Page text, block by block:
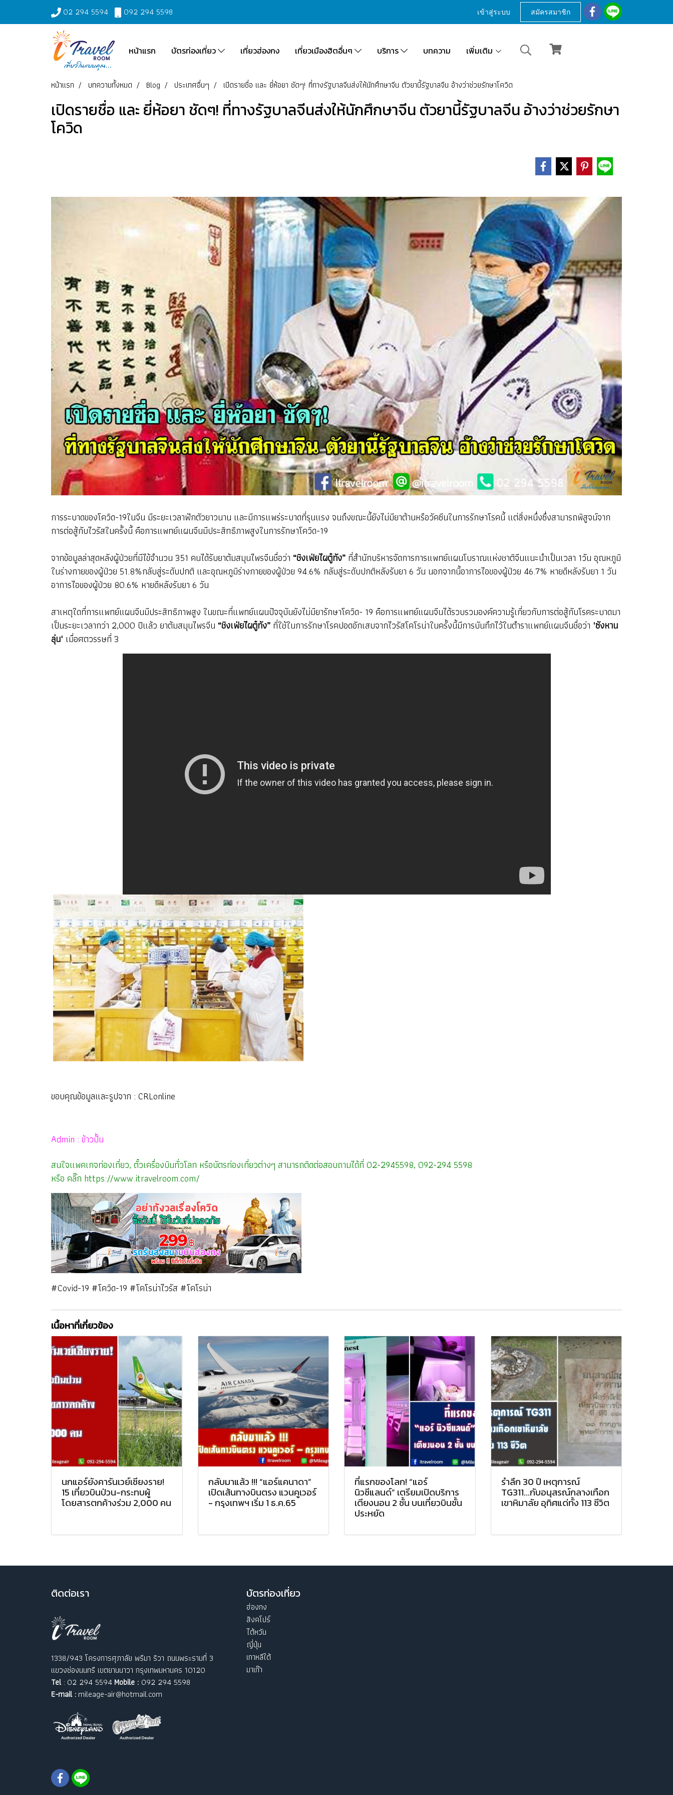
02 294 5594 092 294 5598 เข้าสู่ระบบ สมัครสมาชิก
หน้าแรก บัตรท่องเที่ยว เที่ยวฮ่องกง เที่ยวเมืองฮิตอื่นๆ บริการ บทความ เพิ่มเติม
หน้าแรก บทความทั้งหมด Blog ประเทศอื่นๆ เปิดรายชื่อ และ ยี่ห้อยา ชัดๆ! ที่ทางรัฐบาลจีนส่งให้นักศึกษาจีน ตัวยานี้รัฐบาลจีน อ้างว่าช่วยรักษาโควิด
เปิดรายชื่อ และ ยี่ห้อยา ชัดๆ! ที่ทางรัฐบาลจีนส่งให้นักศึกษาจีน ตัวยานี้รัฐบาลจีน อ้างว่าช่วยรักษา
โควิด
การระบาดของโควิด-19ในจีน มีระยะเวลาฟักตัวยาวนาน และมีการแพร่ระบาดที่รุนแรง จนถึงขณะนี้ยังไม่มียาต้านหรือวัคซีนในการรักษาโรคนี้ แต่สิ่งหนึ่งซึ่งสามารถพิสูจน์จาก
การต่อสู้กับไวรัสในครั้งนี้ คือการแพทย์แผนจีนมีประสิทธิภาพสูงในการรักษาโควิด-19
จากข้อมูลล่าสุดหลังผู้ป่วยที่มีไข้จำนวน 351 คนได้รับยาต้มสมุนไพรจีนชื่อว่า “ชิงเฟ่ยไผตู๋ทัง” ที่สำนักบริหารจัดการการแพทย์แผนโบราณแห่งชาติจีนแนะนำเป็นเวลา 1วัน อุณหภูมิ
ในร่างกายของผู้ป่วย 51.8%กลับสู่ระดับปกติ และอุณหภูมิร่างกายของผู้ป่วย 94.6% กลับสู่ระดับปกติหลังรับยา 6 วัน นอกจากนี้อาการไอของผู้ป่วย 46.7% หายดีหลังรับยา 1 วัน
อาการไอของผู้ป่วย 80.6% หายดีหลังรับยา 6 วัน
สาเหตุใดที่การแพทย์แผนจีนมีประสิทธิภาพสูง ในขณะที่แพทย์แผนปัจจุบันยังไม่มียารักษาโควิด- 19 คือการแพทย์แผนจีนได้รวบรวมองค์ความรู้เกี่ยวกับการต่อสู้กับโรคระบาดมา
เป็นระยะเวลากว่า 2,000 ปีแล้ว ยาต้มสมุนไพรจีน “ชิงเฟ่ยไผตู๋ทัง” ที่ใช้ในการรักษาโรคปอดอักเสบจากไวรัสโคโรน่าในครั้งนี้มีการบันทึกไว้ในตำราแพทย์แผนจีนชื่อว่า "ซังหาน
ลุ่น" เมื่อศตวรรษที่ 3
ขอบคุณข้อมูลและรูปจาก : CRLonline
Admin : ข้าวปั้น
สนใจแพคเกจท่องเที่ยว, ตั๋วเครื่องบินทั่วโลก หรือบัตรท่องเที่ยวต่างๆ สามารถติดต่อสอบถามได้ที่ 02-2945598, 092-294 5598
หรือ คลิ๊ก https://www.itravelroom.com/
#Covid-19 #โควิด-19 #โคโรน่าไวรัส #โคโรน่า
เนื้อหาที่เกี่ยวข้อง
นกแอร์ยังคารันเวย์เชียงราย!
15 เที่ยวบินป่วน-กระทบผู้
โดยสารตกค้างร่วม 2,000 คน
กลับมาแล้ว !!! “แอร์แคนาดา”
เปิดเส้นทางบินตรง แวนคูเวอร์
- กรุงเทพฯ เริ่ม 1 ธ.ค.65
ที่แรกของโลก! “แอร์
นิวซีแลนด์” เตรียมเปิดบริการ
เตียงนอน 2 ชั้น บนเที่ยวบินชั้น
ประหยัด
รำลึก 30 ปี เหตุการณ์
TG311...กับอนุสรณ์กลางเทือก
เขาหิมาลัย อุทิศแด่ทั้ง 113 ชีวิต
ติดต่อเรา
1338/943 โครงการศุภาลัย พรีมา ริวา ถนนพระรามที่ 3
แขวงช่องนนทรี เขตยานนาวา กรุงเทพมหานคร 10120
Tel: 02 294 5594 Mobile : 092 294 5598
E-mail : mileage-air@hotmail.com
บัตรท่องเที่ยว
ฮ่องกง
สิงคโปร์
ไต้หวัน
ญี่ปุ่น
เกาหลีใต้
มาเก๊า